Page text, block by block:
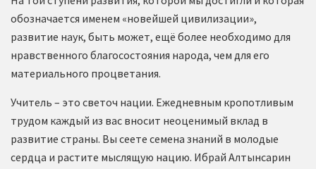
обозначается именем «новейшей цивилизации»,
развитие наук, быть может, ещё более необходимо для
нравственного благосостояния народа, чем для его
материального процветания.
Учитель – это светоч нации. Ежедневным кропотливым
трудом каждый из вас вносит неоценимый вклад в
развитие страны. Вы сеете семена знаний в молодые
сердца и растите мыслящую нацию. Ибрай Алтынсарин